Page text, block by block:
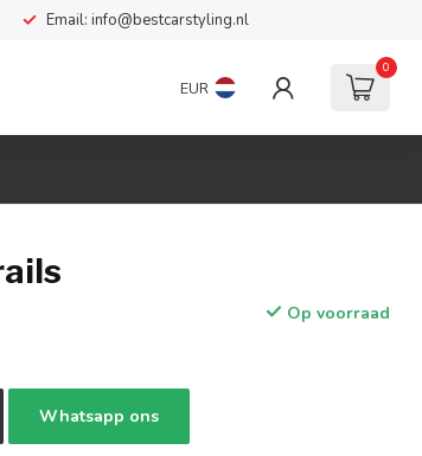
Email: info@bestcarstyling.nl
EUR
0
Op voorraad
Whatsapp ons